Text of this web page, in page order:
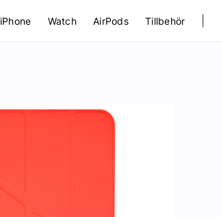
iPhone Watch AirPods Tillbehör